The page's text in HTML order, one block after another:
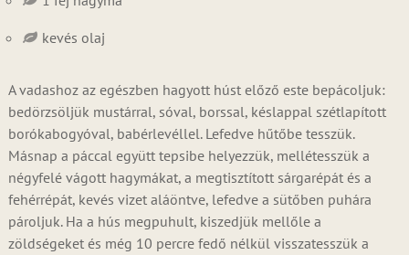
kevés olaj
A vadashoz az egészben hagyott húst előző este bepácoljuk:
bedörzsöljük mustárral, sóval, borssal, késlappal szétlapított
borókabogyóval, babérlevéllel. Lefedve hűtőbe tesszük.
Másnap a páccal együtt tepsibe helyezzük, mellétesszük a
négyfelé vágott hagymákat, a megtisztított sárgarépát és a
fehérrépát, kevés vizet aláöntve, lefedve a sütőben puhára
pároljuk. Ha a hús megpuhult, kiszedjük mellőle a
zöldségeket és még 10 percre fedő nélkül visszatesszük a